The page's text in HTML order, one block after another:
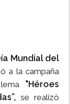
Mundial del
a la campaña
"Héroes
se realizó